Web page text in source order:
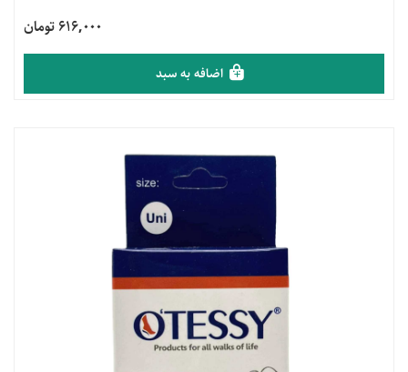
616,000 تومان
اضافه به سبد